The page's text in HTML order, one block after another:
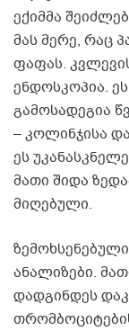
ექიმმა
მას მერე, რაც
ფაფას.
ენდოსკოპია.
გამოსადეგია
– კოლინჯისა
ეს
მათი შიდა
მიღებული.
ანალიზები.
დადგინდეს